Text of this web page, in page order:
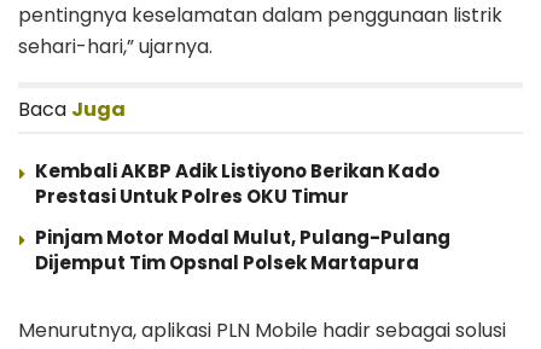
pentingnya keselamatan dalam penggunaan listrik
sehari-hari,” ujarnya.
Baca Juga
Kembali AKBP Adik Listiyono Berikan Kado
Prestasi Untuk Polres OKU Timur
Pinjam Motor Modal Mulut, Pulang-Pulang
Dijemput Tim Opsnal Polsek Martapura
Menurutnya, aplikasi PLN Mobile hadir sebagai solusi